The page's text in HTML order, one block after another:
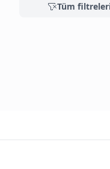
Tüm